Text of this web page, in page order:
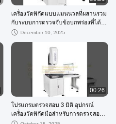
เครื่องวัดพิกัดแบบแมนนวลที่ผสานรวม
กับระบบการตรวจจับข้อบกพร่องที่ได้รับ
การรับรองมาตรฐาน ISO9001 ช่วยให้
December 10, 2025
00:26
โปรแกรมตรวจสอบ 3 มิติ อุปกรณ์
เครื่องวัดพิกัดมือสําหรับการตรวจสอบ
ครบวงจร